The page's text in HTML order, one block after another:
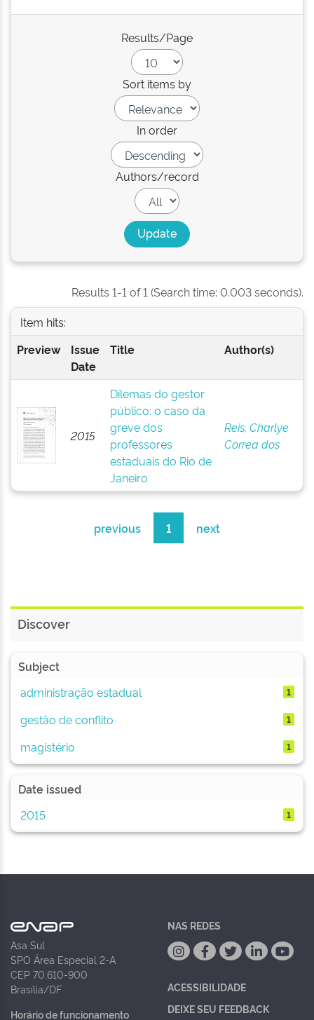
Results/Page
Sort items by
In order
Authors/record
Results 1-1 of 1 (Search time: 0.003 seconds).
Item hits:
Preview
Issue
Date
Title Author(s)
2015
Dilemas do gestor
público: o caso da
greve dos
professores
estaduais do Rio de
Janeiro
Reis, Charlye
Correa dos
previous 1 next
Discover
Subject
administração estadual
1
gestão de conflito 1
magistério 1
Date issued
2015
1
Asa Sul
SPO Área Especial 2-A
CEP 70.610-900
Brasília/DF
Horário de funcionamento
NAS REDES
ACESSIBILIDADE
DEIXE SEU FEEDBACK